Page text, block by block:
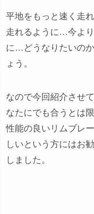
平地をもっと速く走
走れるように…今よ
に…どうなりたいの
ょう。
なので今回紹介させ
なたにでも合うとは
性能の良いリムブレ
しいという方にはお
しました。